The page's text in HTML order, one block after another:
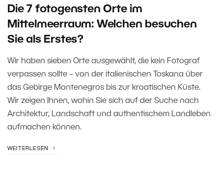
Die 7 fotogensten Orte im
Mittelmeerraum: Welchen besuchen
Sie als Erstes?
Wir haben sieben Orte ausgewählt, die kein Fotograf
verpassen sollte – von der italienischen Toskana über
das Gebirge Montenegros bis zur kroatischen Küste.
Wir zeigen Ihnen, wohin Sie sich auf der Suche nach
Architektur, Landschaft und authentischem Landleben
aufmachen können.
WEITERLESEN